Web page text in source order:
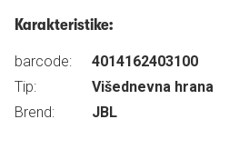
Karakteristike:
barcode:
4014162403100
Tip:
Višednevna hrana
Brend:
JBL